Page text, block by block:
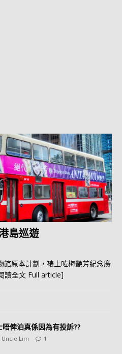
島巡遊
館原本計劃，裱上咗梅艷芳紀念廣
讀全文 Full article]
俾泊真係因為有投訴??
Uncle Lim 1